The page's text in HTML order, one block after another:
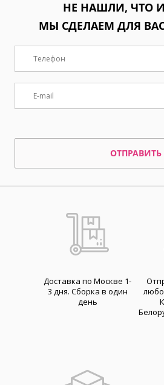
НЕ НАШЛИ, ЧТО
МЫ СДЕЛАЕМ ДЛЯ
ОТПРАВИТЬ
Доставка по Москве 1-
3 дня. Cборка в один
день